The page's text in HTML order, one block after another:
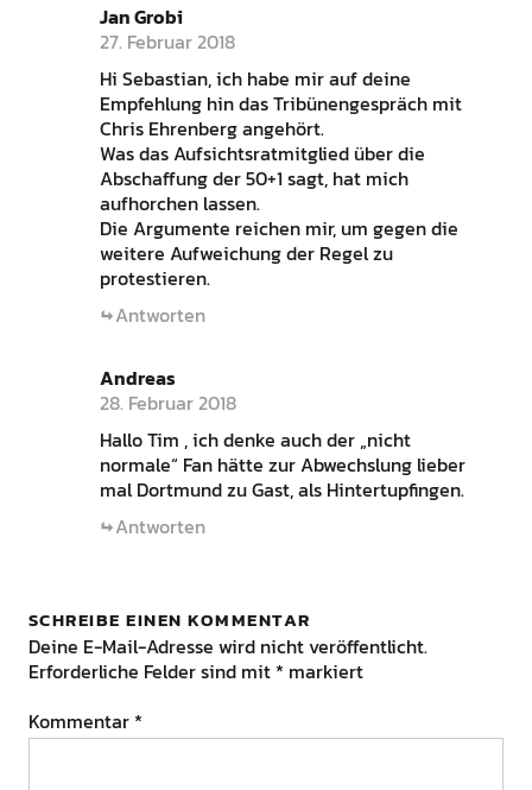
Jan Grobi
27. Februar 2018
Hi Sebastian, ich habe mir auf deine
Empfehlung hin das Tribünengespräch mit
Chris Ehrenberg angehört.
Was das Aufsichtsratmitglied über die
Abschaffung der 50+1 sagt, hat mich
aufhorchen lassen.
Die Argumente reichen mir, um gegen die
weitere Aufweichung der Regel zu
protestieren.
Antworten
Andreas
28. Februar 2018
Hallo Tim , ich denke auch der „nicht
normale“ Fan hätte zur Abwechslung lieber
mal Dortmund zu Gast, als Hintertupfingen.
Antworten
SCHREIBE EINEN KOMMENTAR
Deine E-Mail-Adresse wird nicht veröffentlicht.
Erforderliche Felder sind mit * markiert
Kommentar *